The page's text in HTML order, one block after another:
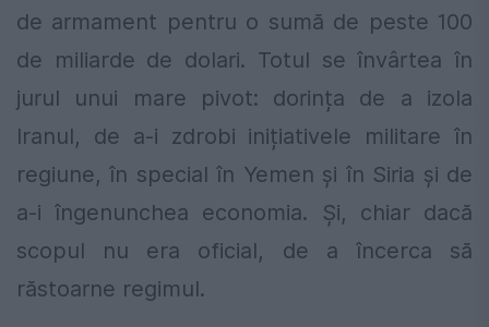
de armament pentru o sumă de peste 100
de miliarde de dolari. Totul se învârtea în
jurul unui mare pivot: dorința de a izola
Iranul, de a-i zdrobi inițiativele militare în
regiune, în special în Yemen și în Siria şi de
a-i îngenunchea economia. Și, chiar dacă
scopul nu era oficial, de a încerca să
răstoarne regimul.